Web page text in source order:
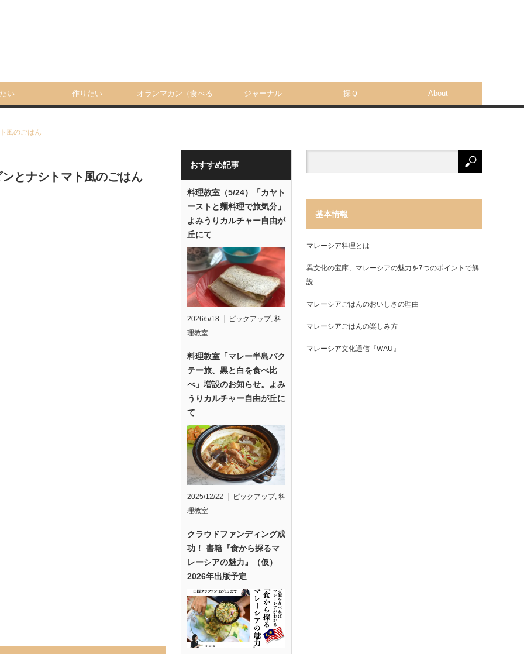
い 作りたい オランマカン（食べる ジャーナル 探Ｑ About
風のごはん
とナシトマト風のごはん
おすすめ記事
料理教室（5/24）「カヤト
ーストと麺料理で旅気分」
よみうりカルチャー自由が
丘にて
2026/5/18 ピックアップ, 料
理教室
料理教室「マレー半島バク
テー旅、黒と白を食べ比
べ」増設のお知らせ。よみ
うりカルチャー自由が丘に
て
2025/12/22 ピックアップ, 料
理教室
クラウドファンディング成
功！ 書籍『食から探るマ
レーシアの魅力』（仮）
2026年出版予定
基本情報
マレーシア料理とは
異文化の宝庫、マレーシアの魅力を7つのポイントで解
説
マレーシアごはんのおいしさの理由
マレーシアごはんの楽しみ方
マレーシア文化通信『WAU』